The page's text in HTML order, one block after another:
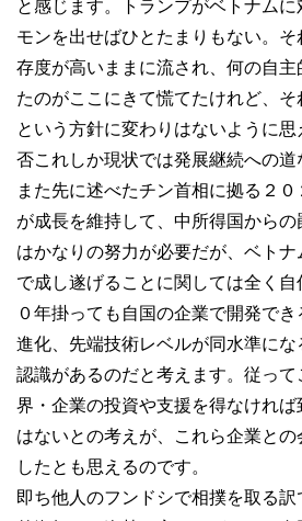
と感じます。トランプがベトナム
モンを出せばひとたまりもない。
存度が高いままに流され、何の自
たのがここにきて慌てたけれど、
という方針に変わりはないように思
否これしか現状では発展継続への道
また先に述べたチン首相に拠る２
が成長を維持して、中所得国から
はかなりの努力が必要だが、ベト
で成し遂げることに関しては全く自
０年掛っても自国の企業で開発で
進化、先端技術レベルが同水準に
認識があるのだと考えます。従っ
界・企業の投資や支援を得なけれ
はないとの考えが、これら企業と
したとも思えるのです。
即ち他人のフンドシで相撲を取る